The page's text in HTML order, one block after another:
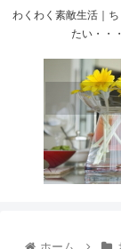
わくわく素敵生活｜
たい・・